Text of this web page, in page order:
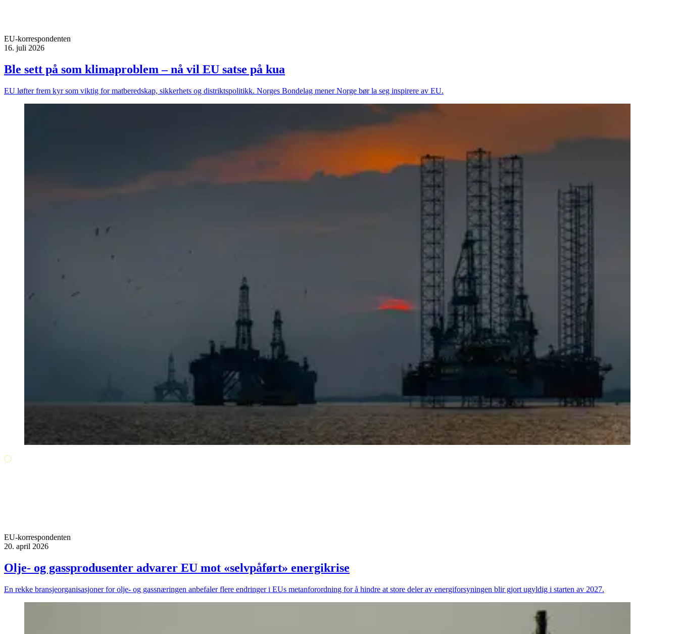
EU-korrespondenten
16. juli 2026
Ble sett på som klimaproblem – nå vil EU satse på kua
EU løfter frem kyr som viktig for matberedskap, sikkerhets og distriktspolitikk. Norges Bondelag mener Norge bør la seg inspirere av EU.
EU-korrespondenten
20. april 2026
Olje- og gassprodusenter advarer EU mot «selvpåført» energikrise
En rekke bransjeorganisasjoner for olje- og gassnæringen anbefaler flere endringer i EUs metanforordning for å hindre at store deler av energiforsyningen blir gjort ugyldig i starten av 2027.